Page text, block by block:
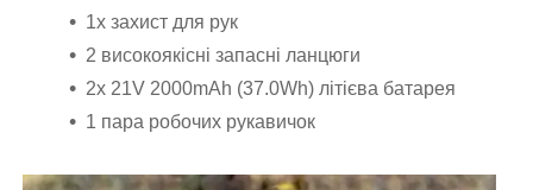
1x захист для рук
2 високоякісні запасні ланцюги
2x 21V 2000mAh (37.0Wh) літієва батарея
1 пара робочих рукавичок